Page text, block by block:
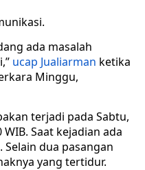
ada masalah
ucap Jualiarman ketika
Minggu,
terjadi pada Sabtu,
Saat kejadian ada
dua pasangan
yang tertidur.